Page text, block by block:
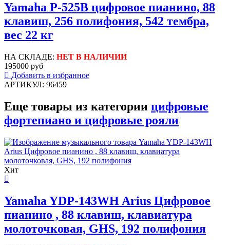
Yamaha P-525B цифровое пианино, 88
клавиш, 256 полифония, 542 тембра,
вес 22 кг
НА СКЛАДЕ: НЕТ В НАЛИЧИИ
195000 руб
Добавить в избранное
АРТИКУЛ: 96459
Еще товары из категории цифровые
фортепиано и цифровые рояли
Хит
Yamaha YDP-143WH Arius Цифровое
пианино , 88 клавиш, клавиатура
молоточковая, GHS, 192 полифония